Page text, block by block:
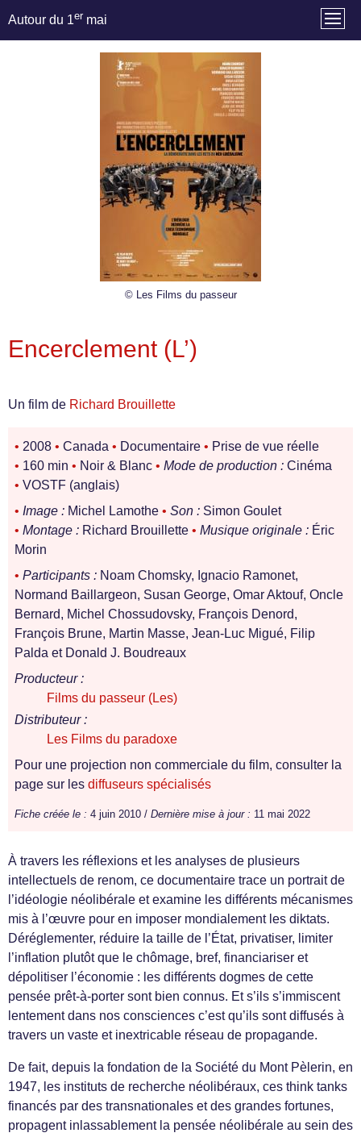
Autour du 1er mai
© Les Films du passeur
Encerclement (L’)
Un film de Richard Brouillette
• 2008 • Canada • Documentaire • Prise de vue réelle
• 160 min • Noir & Blanc • Mode de production : Cinéma
• VOSTF (anglais)
• Image : Michel Lamothe • Son : Simon Goulet
• Montage : Richard Brouillette • Musique originale : Éric
Morin
• Participants : Noam Chomsky, Ignacio Ramonet,
Normand Baillargeon, Susan George, Omar Aktouf, Oncle
Bernard, Michel Chossudovsky, François Denord,
François Brune, Martin Masse, Jean-Luc Migué, Filip
Palda et Donald J. Boudreaux
Producteur :
Films du passeur (Les)
Distributeur :
Les Films du paradoxe
Pour une projection non commerciale du film, consulter la
page sur les diffuseurs spécialisés
Fiche créée le : 4 juin 2010 / Dernière mise à jour : 11 mai 2022
À travers les réflexions et les analyses de plusieurs
intellectuels de renom, ce documentaire trace un portrait de
l’idéologie néolibérale et examine les différents mécanismes
mis à l’œuvre pour en imposer mondialement les diktats.
Déréglementer, réduire la taille de l’État, privatiser, limiter
l’inflation plutôt que le chômage, bref, financiariser et
dépolitiser l’économie : les différents dogmes de cette
pensée prêt-à-porter sont bien connus. Et s’ils s’immiscent
lentement dans nos consciences c’est qu’ils sont diffusés à
travers un vaste et inextricable réseau de propagande.
De fait, depuis la fondation de la Société du Mont Pèlerin, en
1947, les instituts de recherche néolibéraux, ces think tanks
financés par des transnationales et des grandes fortunes,
propagent inlassablement la pensée néolibérale au sein des